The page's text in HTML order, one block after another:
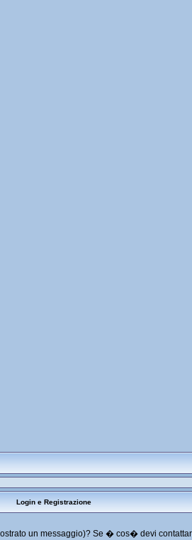
Login e Registrazione
un messaggio)? Se � cos� devi